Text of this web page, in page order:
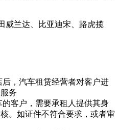
威兰达、比亚迪宋、路虎揽
，汽车租赁经营者对客户进
务
客户，需要承租人提供其身
。如证件不符合要求，或者审